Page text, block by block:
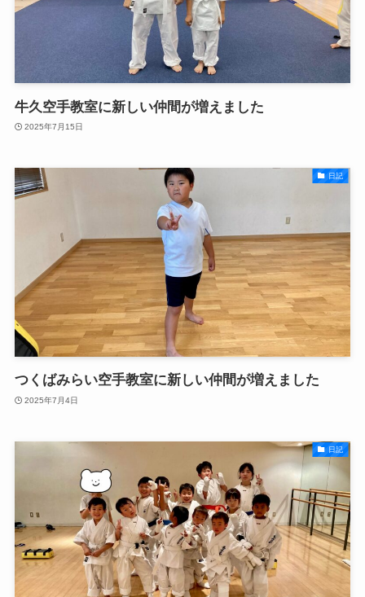
牛久空手教室に新しい仲間が増えました
2025年7月15日
日記
つくばみらい空手教室に新しい仲間が増えました
2025年7月4日
日記